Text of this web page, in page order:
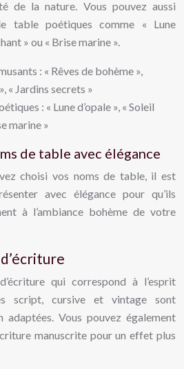
de la nature. Vous pouvez aussi
table poétiques comme « Lune
» ou « Brise marine ».
: « Rêves de bohème »,
« Jardins secrets »
: « Lune d’opale », « Soleil
marine »
de table avec élégance
choisi vos noms de table, il est
avec élégance pour qu’ils
à l’ambiance bohème de votre
qui correspond à l’esprit
script, cursive et vintage sont
adaptées. Vous pouvez également
manuscrite pour un effet plus